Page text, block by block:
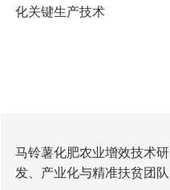
化关键生产技术
马铃薯化肥农业增效技术研
发、产业化与精准扶贫团队